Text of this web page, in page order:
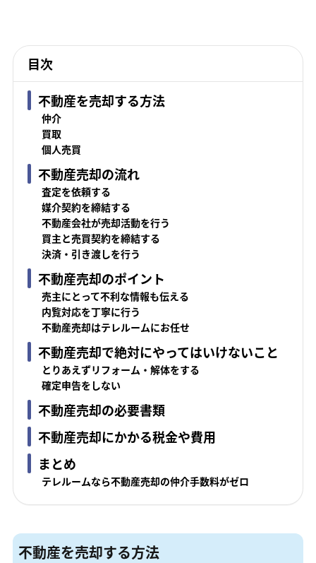
目次
不動産を売却する方法
仲介
買取
個人売買
不動産売却の流れ
査定を依頼する
媒介契約を締結する
不動産会社が売却活動を行う
買主と売買契約を締結する
決済・引き渡しを行う
不動産売却のポイント
売主にとって不利な情報も伝える
内覧対応を丁寧に行う
不動産売却はテレルームにお任せ
不動産売却で絶対にやってはいけないこと
とりあえずリフォーム・解体をする
確定申告をしない
不動産売却の必要書類
不動産売却にかかる税金や費用
まとめ
テレルームなら不動産売却の仲介手数料がゼロ
不動産を売却する方法